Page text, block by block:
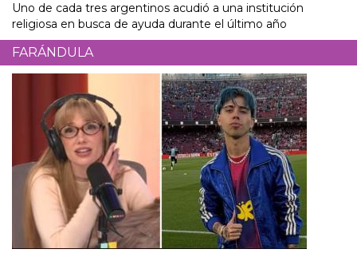
Uno de cada tres argentinos acudió a una institución
religiosa en busca de ayuda durante el último año
FARÁNDULA